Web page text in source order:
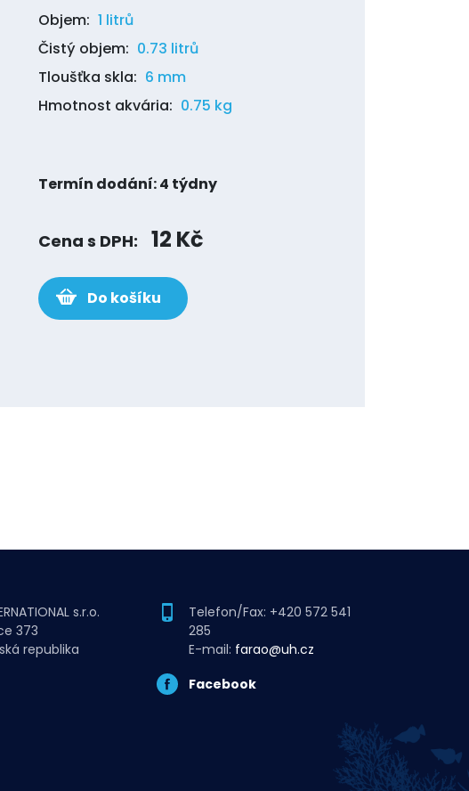
Objem: 1 litrů
Čistý objem: 0.73 litrů
Tloušťka skla: 6 mm
Hmotnost akvária: 0.75 kg
Termín dodání: 4 týdny
Cena s DPH: 12 Kč
Do košíku
s.r.o.
373
republika
Telefon/Fax: +420 572 541
285
E-mail: farao@uh.cz
Facebook